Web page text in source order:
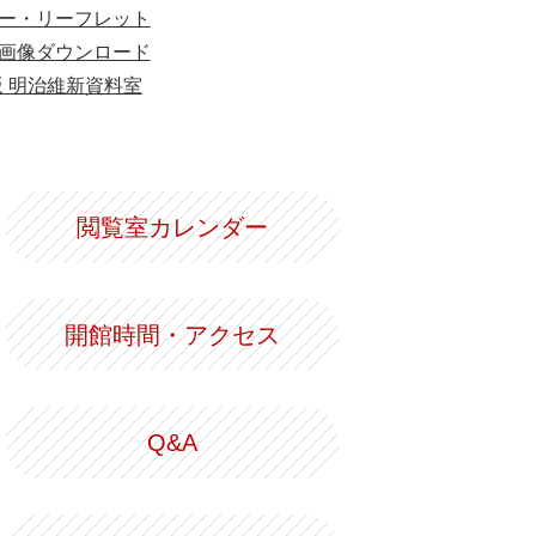
・リーフレット
像ダウンロード
明治維新資料室
閲覧室カレンダー
開館時間・アクセス
Q&A